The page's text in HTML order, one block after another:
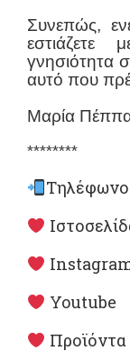
Συνεπώς,
εστιάζετε
γνησιότητα
αυτό που
Μαρία Πέππα
********
Τηλέφωνο
Youtube